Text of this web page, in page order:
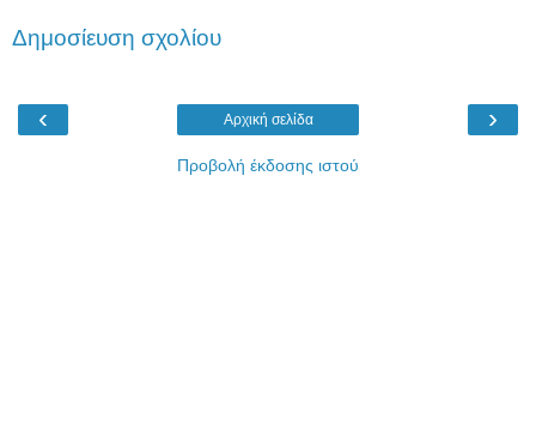
Δημοσίευση σχολίου
‹ ›
Αρχική σελίδα
Προβολή έκδοσης ιστού